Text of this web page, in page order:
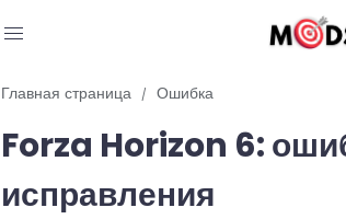
Блог
Читы и коды
Промокоды
Главная страница Ошибка
Forza Horizon 6:
исправления